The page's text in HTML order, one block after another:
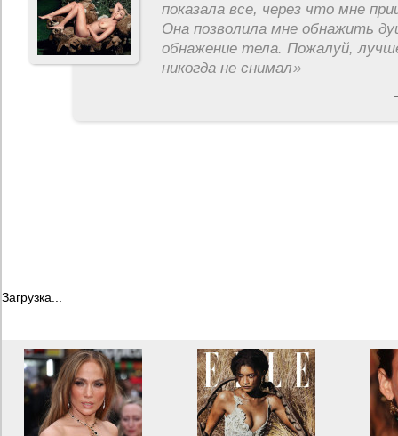
показала все, через что мне
Она позволила мне обнажить
обнажение тела. Пожалуй,
никогда не снимал»
Загрузка...